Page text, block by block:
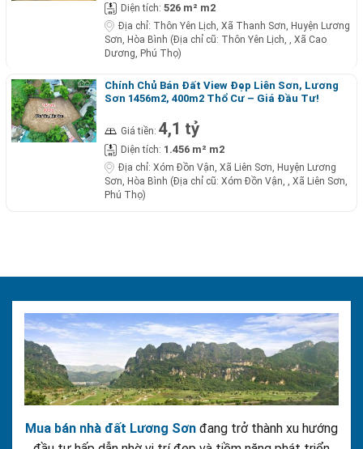
Diện tích: 526 m² m2
Địa chỉ: Thôn Yên Lịch, Xã Thanh Sơn, Huyện Lương
Sơn, Hòa Bình (Địa chỉ cũ: Thôn Yên Lịch, , Xã Cao
Dương, Phú Thọ)
Chính Chủ Bán Đất View Đẹp Liên Sơn, Lương
Sơn 1456m2, 400m2 Thổ Cư – Giá Đầu Tư!
Giá tiền: 4,1 tỷ
Diện tích: 1.456 m² m2
Địa chỉ: Xóm Đồn Vận, Xã Liên Sơn, Huyện Lương
Sơn, Hòa Bình (Địa chỉ cũ: Xóm Đồn Vận, , Xã Liên Sơn,
Phú Thọ)
Mua bán nhà đất Lương Sơn đang trở thành xu hướng